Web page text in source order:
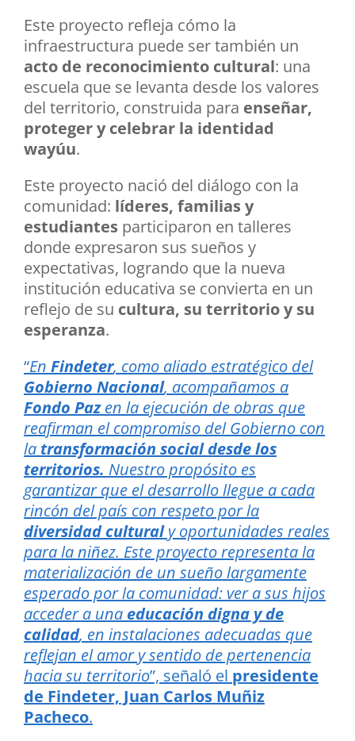
Este proyecto refleja cómo la
infraestructura puede ser también un
acto de reconocimiento cultural: una
escuela que se levanta desde los valores
del territorio, construida para enseñar,
proteger y celebrar la identidad
wayúu.
Este proyecto nació del diálogo con la
comunidad: líderes, familias y
estudiantes participaron en talleres
donde expresaron sus sueños y
expectativas, logrando que la nueva
institución educativa se convierta en un
reflejo de su cultura, su territorio y su
esperanza.
“En Findeter, como aliado estratégico del
Gobierno Nacional, acompañamos a
Fondo Pazen la ejecución de obras que
reafirman el compromiso del Gobierno con
la transformación social desde los
territorios. Nuestro propósito es
garantizar que el desarrollo llegue a cada
rincón del país con respeto por la
diversidad culturaly oportunidades reales
para la niñez. Este proyecto representa la
materialización de un sueño largamente
esperado por la comunidad: ver a sus hijos
acceder a una educación digna y de
calidad, en instalaciones adecuadas que
reflejan el amor y sentido de pertenencia
hacia su territorio”, señaló el presidente
de Findeter, Juan Carlos Muñiz
Pacheco.